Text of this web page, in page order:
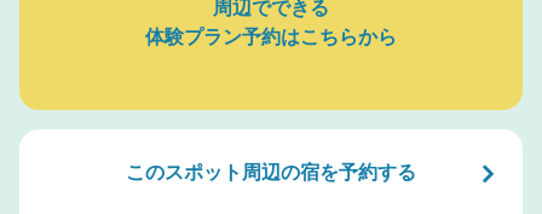
周辺でできる
体験プラン予約はこちらから
このスポット周辺の宿を予約する